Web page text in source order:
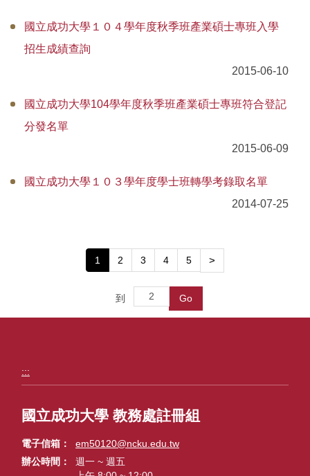
國立成功大學１０４學年度秋季班產業碩士專班入學
招生成績查詢
2015-06-10
國立成功大學104學年度秋季班產業碩士專班符合登記
分發名單
2015-06-09
國立成功大學１０３學年度學士班轉學考錄取名單
2014-07-25
1 2 3 4 5 >
到 Go
:::
國立成功大學 教務處註冊組
電子信箱
em50120@ncku.edu.tw
辦公時間
週一 ~ 週五